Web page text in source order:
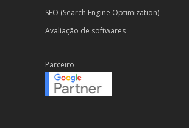
SEO (Search Engine Optimization)
Avaliação de softwares
Parceiro